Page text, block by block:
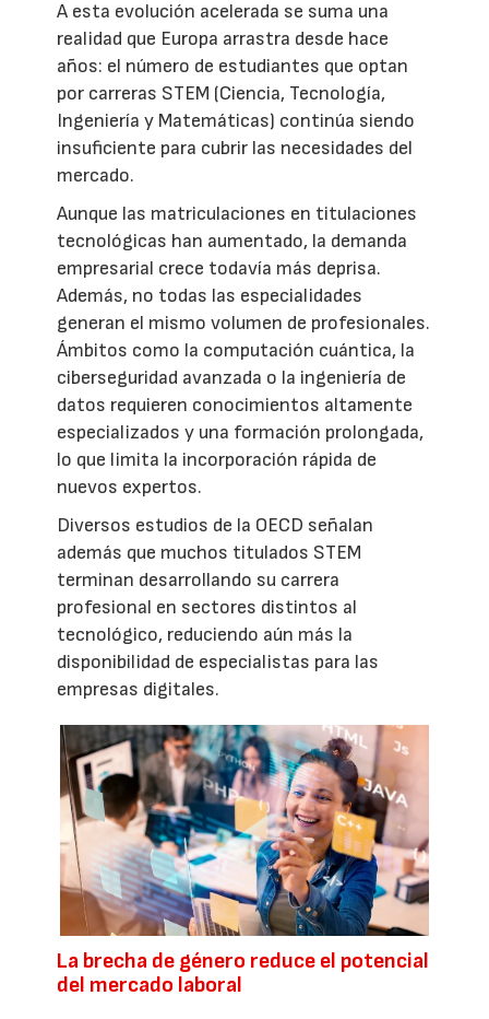
A esta evolución acelerada se suma una
realidad que Europa arrastra desde hace
años: el número de estudiantes que optan
por carreras STEM (Ciencia, Tecnología,
Ingeniería y Matemáticas) continúa siendo
insuficiente para cubrir las necesidades del
mercado.
Aunque las matriculaciones en titulaciones
tecnológicas han aumentado, la demanda
empresarial crece todavía más deprisa.
Además, no todas las especialidades
generan el mismo volumen de profesionales.
Ámbitos como la computación cuántica, la
ciberseguridad avanzada o la ingeniería de
datos requieren conocimientos altamente
especializados y una formación prolongada,
lo que limita la incorporación rápida de
nuevos expertos.
Diversos estudios de la OECD señalan
además que muchos titulados STEM
terminan desarrollando su carrera
profesional en sectores distintos al
tecnológico, reduciendo aún más la
disponibilidad de especialistas para las
empresas digitales.
La brecha de género reduce el potencial
del mercado laboral